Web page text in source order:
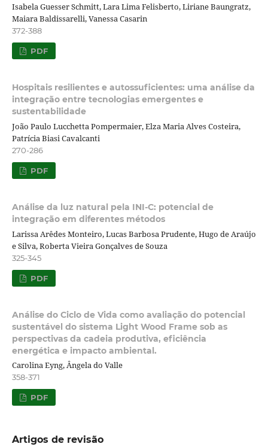
Isabela Guesser Schmitt, Lara Lima Felisberto, Liriane Baungratz,
Maiara Baldissarelli, Vanessa Casarin
372-388
PDF
Hospitais resilientes e autossuficientes: uma análise da
integração entre tecnologias emergentes e
sustentabilidade
João Paulo Lucchetta Pompermaier, Elza Maria Alves Costeira,
Patrícia Biasi Cavalcanti
270-286
PDF
Análise da luz natural pela INI-C: potencial de
integração em diferentes métodos
Larissa Arêdes Monteiro, Lucas Barbosa Prudente, Hugo de Araújo
e Silva, Roberta Vieira Gonçalves de Souza
325-345
PDF
Análise do Ciclo de Vida como avaliação do potencial
sustentável do sistema Light Wood Frame sob as
perspectivas da cadeia produtiva, eficiência
energética e impacto ambiental.
Carolina Eyng, Ângela do Valle
358-371
PDF
Artigos de revisão